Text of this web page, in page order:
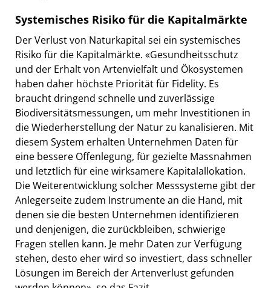
Systemisches Risiko für die Kapitalmärkte
Der Verlust von Naturkapital sei ein systemisches
Risiko für die Kapitalmärkte. «Gesundheitsschutz
und der Erhalt von Artenvielfalt und Ökosystemen
haben daher höchste Priorität für Fidelity. Es
braucht dringend schnelle und zuverlässige
Biodiversitätsmessungen, um mehr Investitionen in
die Wiederherstellung der Natur zu kanalisieren. Mit
diesem System erhalten Unternehmen Daten für
eine bessere Offenlegung, für gezielte Massnahmen
und letztlich für eine wirksamere Kapitalallokation.
Die Weiterentwicklung solcher Messsysteme gibt der
Anlegerseite zudem Instrumente an die Hand, mit
denen sie die besten Unternehmen identifizieren
und denjenigen, die zurückbleiben, schwierige
Fragen stellen kann. Je mehr Daten zur Verfügung
stehen, desto eher wird so investiert, dass schneller
Lösungen im Bereich der Artenverlust gefunden